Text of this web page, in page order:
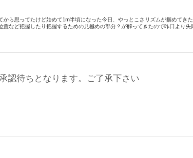
から思ってたけど始めて1m半頃になった今日、やっとこさリズムが掴めてき
置など把握したり把握するための見極めの部分？が解ってきたので昨日より失
認待ちとなります。ご了承下さい